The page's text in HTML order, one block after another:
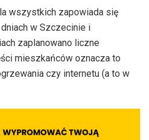
wszystkich zapowiada się
w Szczecinie i
zaplanowano liczne
mieszkańców oznacza to
czy internetu (a to w